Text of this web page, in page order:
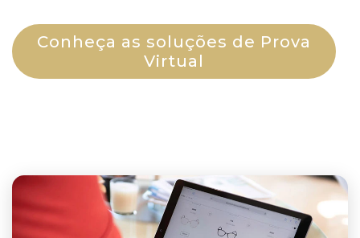
Conheça as soluções de Prova
Virtual